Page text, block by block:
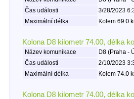
Čas události
3/28/2023
Maximální délka
Kolem 69.0
Kolona D8 kilometr 74.00, délka
Název komunikace
D8 (Praha -
Čas události
2/10/2023
Maximální délka
Kolem 74.0
Kolona D8 kilometr 74.00, délka